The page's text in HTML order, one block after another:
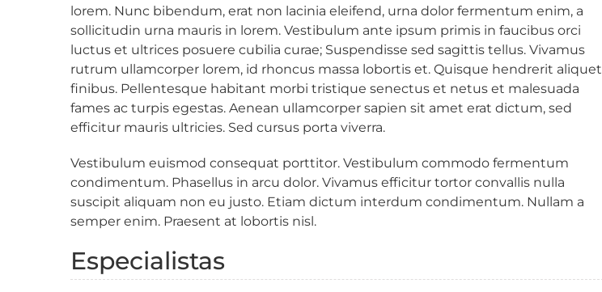
lorem. Nunc bibendum, erat non lacinia eleifend, urna dolor fermentum enim, a
sollicitudin urna mauris in lorem. Vestibulum ante ipsum primis in faucibus orci
luctus et ultrices posuere cubilia curae; Suspendisse sed sagittis tellus. Vivamus
rutrum ullamcorper lorem, id rhoncus massa lobortis et. Quisque hendrerit aliquet
finibus. Pellentesque habitant morbi tristique senectus et netus et malesuada
fames ac turpis egestas. Aenean ullamcorper sapien sit amet erat dictum, sed
efficitur mauris ultricies. Sed cursus porta viverra.
Vestibulum euismod consequat porttitor. Vestibulum commodo fermentum
condimentum. Phasellus in arcu dolor. Vivamus efficitur tortor convallis nulla
suscipit aliquam non eu justo. Etiam dictum interdum condimentum. Nullam a
semper enim. Praesent at lobortis nisl.
Especialistas